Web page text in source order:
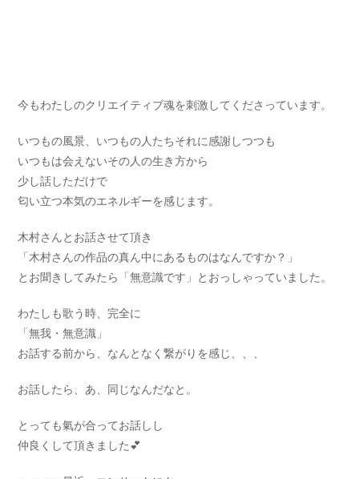
今もわたしのクリエイティブ魂を刺激してくださっています。
いつもの風景、いつもの人たちそれに感謝しつつも
いつもは会えないその人の生き方から
少し話しただけで
匂い立つ本気のエネルギーを感じます。
木村さんとお話させて頂き
「木村さんの作品の真ん中にあるものはなんですか？」
とお聞きしてみたら「無意識です」とおっしゃっていました。
わたしも歌う時、完全に
「無我・無意識」
お話する前から、なんとなく繋がりを感じ、、、
お話したら、あ、同じなんだなと。
とっても氣が合ってお話しし
仲良くして頂きました💕